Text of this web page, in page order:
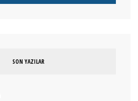
SON YAZILAR